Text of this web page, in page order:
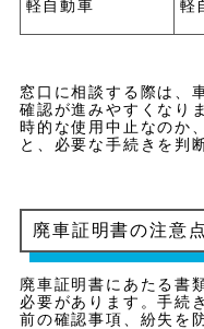
軽自動車 軽
窓口に相談する際は、
確認が進みやすくなり
時的な使用中止なのか
と、必要な手続きを判
廃車証明書の注意点
廃車証明書にあたる書
必要があります。手続
前の確認事項、紛失を